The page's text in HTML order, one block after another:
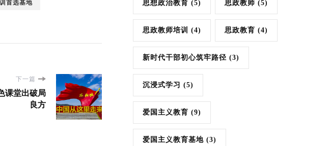
首选基地
下一篇
课堂出破局
良方
思想政治教育 (5) 思政教师 (5)
思政教师培训 (4) 思政教育 (4)
新时代干部初心筑牢路径 (3)
沉浸式学习 (5)
爱国主义教育 (9)
爱国主义教育基地 (3)